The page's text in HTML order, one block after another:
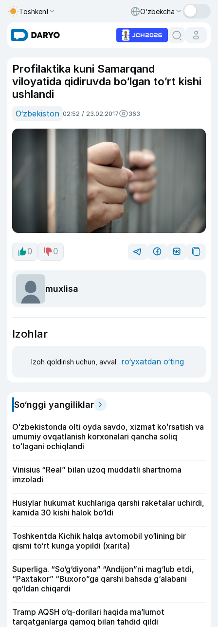
Toshkent O‘zbekcha
Profilaktika kuni Samarqand
viloyatida qidiruvda bo‘lgan to‘rt kishi
ushlandi
O‘zbekiston 02:52 / 23.02.2017 363
0 0
muxlisa
Izohlar
Izoh qoldirish uchun, avval ro‘yxatdan o‘ting
So‘nggi yangiliklar
Oʻzbekistonda olti oyda savdo, xizmat koʻrsatish va
umumiy ovqatlanish korxonalari qancha soliq
toʻlagani ochiqlandi
Vinisius “Real” bilan uzoq muddatli shartnoma
imzoladi
Husiylar hukumat kuchlariga qarshi raketalar uchirdi,
kamida 30 kishi halok bo‘ldi
Toshkentda Kichik halqa avtomobil yo‘lining bir
qismi to‘rt kunga yopildi (xarita)
Superliga. “So‘g‘diyona” “Andijon”ni mag‘lub etdi,
“Paxtakor” “Buxoro”ga qarshi bahsda g‘alabani
qo‘ldan chiqardi
Tramp AQSH o‘q-dorilari haqida ma’lumot
tarqatganlarga qamoq bilan tahdid qildi